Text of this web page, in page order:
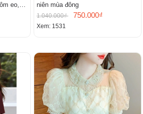
eo,
thanh
niên mùa đông
1.040.000₫ 750.000₫
Xem: 1531